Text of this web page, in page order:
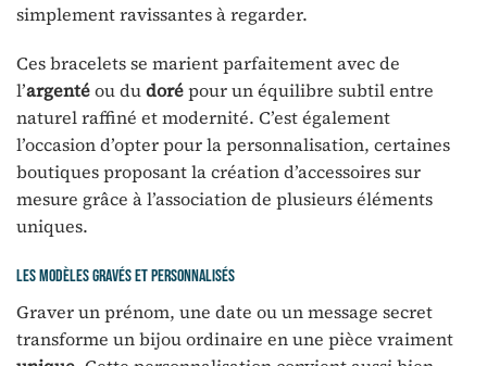
simplement ravissantes à regarder.
Ces bracelets se marient parfaitement avec de
l’argentéou dudorépour un équilibre subtil entre
naturel raffiné et modernité. C’est également
l’occasion d’opter pour la personnalisation, certaines
boutiques proposant la création d’accessoires sur
mesure grâce à l’association de plusieurs éléments
uniques.
Les modèles gravés et personnalisés
Graver un prénom, une date ou un message secret
transforme un bijou ordinaire en une pièce vraiment